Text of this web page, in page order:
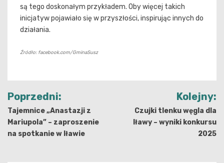
są tego doskonałym przykładem. Oby więcej takich
inicjatyw pojawiało się w przyszłości, inspirując innych do
działania.
Źródło: facebook.com/GminaSusz
Nawigacja
wpisu
Poprzedni:
Tajemnice „Anastazji z
Mariupola” – zaproszenie
na spotkanie w Iławie
Kolejny:
Czujki tlenku węgla dla
Iławy – wyniki konkursu
2025